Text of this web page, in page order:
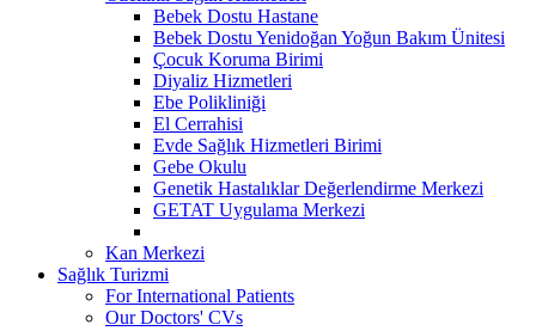
Bebek Dostu Hastane
Bebek Dostu Yenidoğan Yoğun Bakım Ünitesi
Çocuk Koruma Birimi
Diyaliz Hizmetleri
Ebe Polikliniği
El Cerrahisi
Evde Sağlık Hizmetleri Birimi
Gebe Okulu
Genetik Hastalıklar Değerlendirme Merkezi
GETAT Uygulama Merkezi
Kan Merkezi
Sağlık Turizmi
For International Patients
Our Doctors' CVs